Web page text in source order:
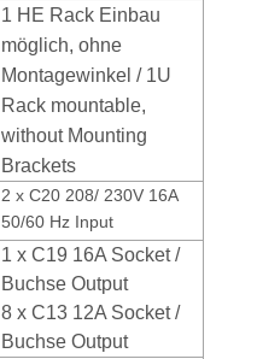
1 HE Rack Einbau
möglich, ohne
Montagewinkel / 1U
Rack mountable,
without Mounting
Brackets
2 x C20 208/ 230V 16A
50/60 Hz Input
1 x C19 16A Socket /
Buchse Output
8 x C13 12A Socket /
Buchse Output